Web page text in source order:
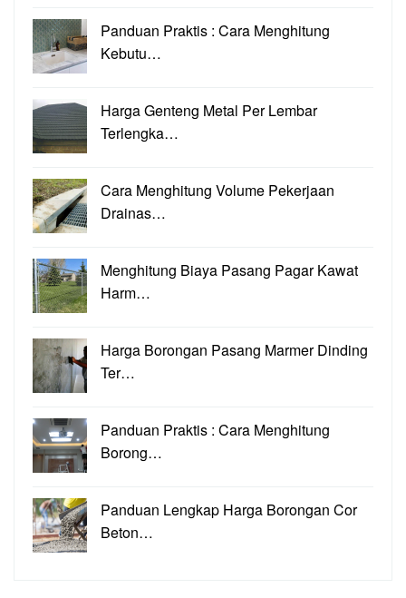
Panduan Praktis : Cara Menghitung
Kebutu…
Harga Genteng Metal Per Lembar
Terlengka…
Cara Menghitung Volume Pekerjaan
Drainas…
Menghitung Biaya Pasang Pagar Kawat
Harm…
Harga Borongan Pasang Marmer Dinding
Ter…
Panduan Praktis : Cara Menghitung
Borong…
Panduan Lengkap Harga Borongan Cor
Beton…